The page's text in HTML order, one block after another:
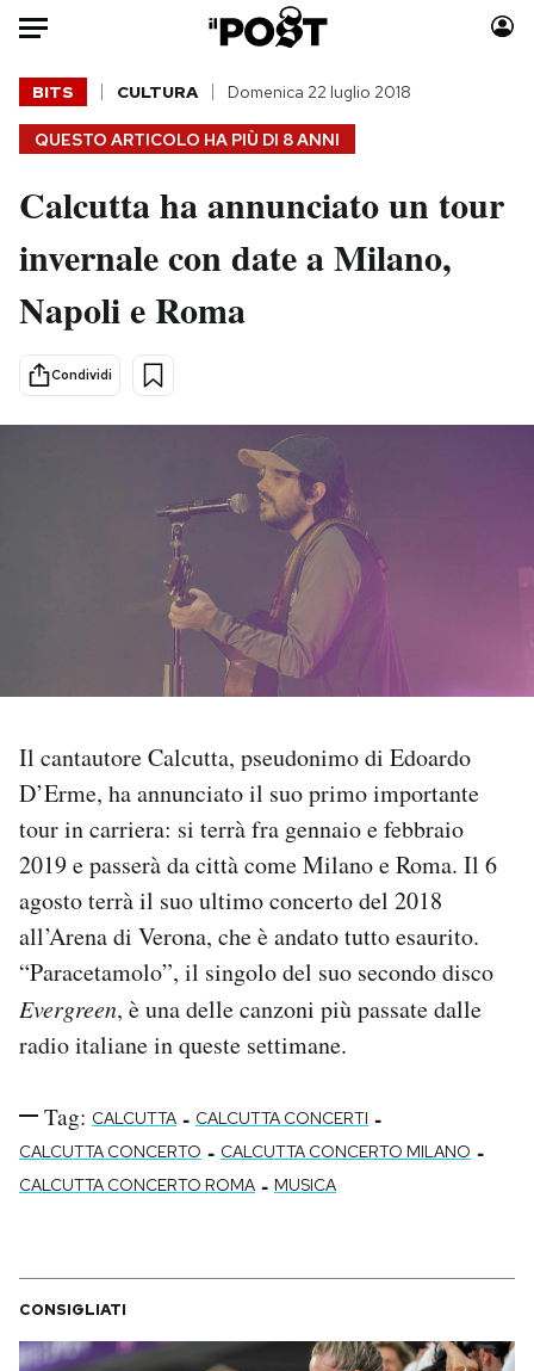
Auto
HOME
Italia
Politica
Tecnologia
Scienza
Moda
Consumismi
Altrecose
Mondiali calcio 2026
NEWSLETTER
SHOP
CALENDARIO
AREA PERSONALE
Area Personale
Newsletter
Regala il Post
Hai bisogno di aiuto?
Esci
QUESTO ARTICOLO HA PIÙ DI 8 ANNI
BITS CULTURA Domenica 22 luglio 2018
Calcutta ha annunciato un tour
invernale con date a Milano,
Napoli e Roma
Condividi
Il cantautore Calcutta, pseudonimo di Edoardo
D’Erme, ha annunciato il suo primo importante
tour in carriera: si terrà fra gennaio e febbraio
2019 e passerà da città come Milano e Roma. Il 6
agosto terrà il suo ultimo concerto del 2018
all’Arena di Verona, che è andato tutto esaurito.
“Paracetamolo”, il singolo del suo secondo disco
Evergreen, è una delle canzoni più passate dalle
radio italiane in queste settimane.
Tag: CALCUTTA - CALCUTTA CONCERTI -
CALCUTTA CONCERTO - CALCUTTA CONCERTO MILANO -
CALCUTTA CONCERTO ROMA - MUSICA
CONSIGLIATI